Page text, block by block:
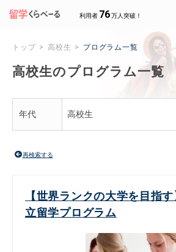
利用者 76万人突破！
トップ 高校生 プログラム一覧
高校生のプログラム一覧
年代 高校生
再検索する
【世界ランクの大学を目指
立留学プログラム